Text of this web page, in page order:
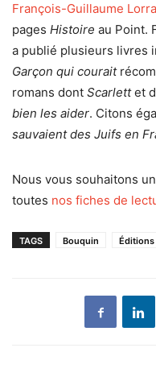
François-Guillaume
pages Histoire au Point.
a publié plusieurs livres
Garçon qui courait
romans dont Scarlettet
bien les aider. Citons
sauvaient des Juifs en
Nous vous souhaitons
toutes nos fiches de
TAGS Bouquin